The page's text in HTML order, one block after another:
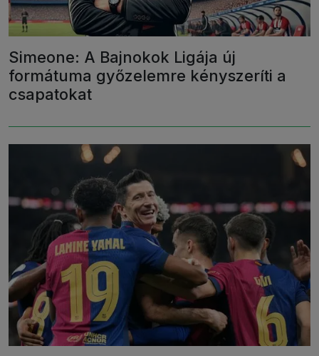
Simeone: A Bajnokok Ligája új
formátuma győzelemre kényszeríti a
csapatokat